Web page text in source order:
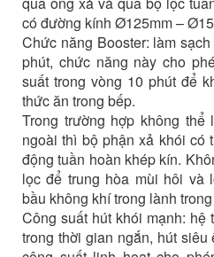
có đường kính Ø125mm –
Chức năng Booster: làm
phút, chức năng này cho
suất trong vòng 10 phút để
thức ăn trong bếp.
Trong trường hợp không
ngoài thì bộ phận xả khói có
động tuần hoàn khép kín.
lọc để trung hòa mùi hôi và
bầu không khí trong lành
Công suất hút khói mạnh: hệ
trong thời gian ngắn, hút